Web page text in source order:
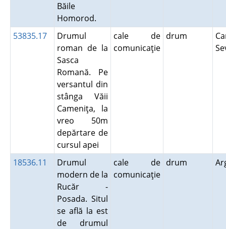
Băile
Homorod.
53835.17
Drumul
roman de la
Sasca
Romană. Pe
versantul din
stânga Văii
Cameniţa, la
vreo 50m
depărtare de
cursul apei
cale de
comunicaţie
drum
18536.11
Drumul
modern de la
Rucăr -
Posada. Situl
se află la est
de drumul
cale de
comunicaţie
drum